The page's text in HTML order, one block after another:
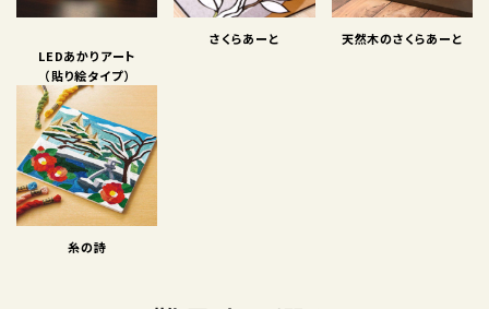
LEDあかりアート
（貼り絵タイプ）
さくらあーと 天然木のさくらあーと
糸の詩